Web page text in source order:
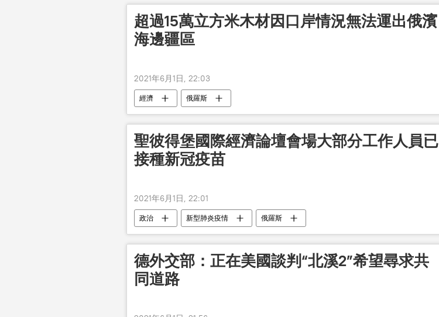
超過15萬立方米木材因口岸情況無法運出俄濱
海邊疆區
2021年6月1日, 22:03
經濟 俄羅斯
聖彼得堡國際經濟論壇會場大部分工作人員已
接種新冠疫苗
2021年6月1日, 22:01
政治 新型肺炎疫情 俄羅斯
德外交部：正在美國談判“北溪2”希望尋求共
同道路